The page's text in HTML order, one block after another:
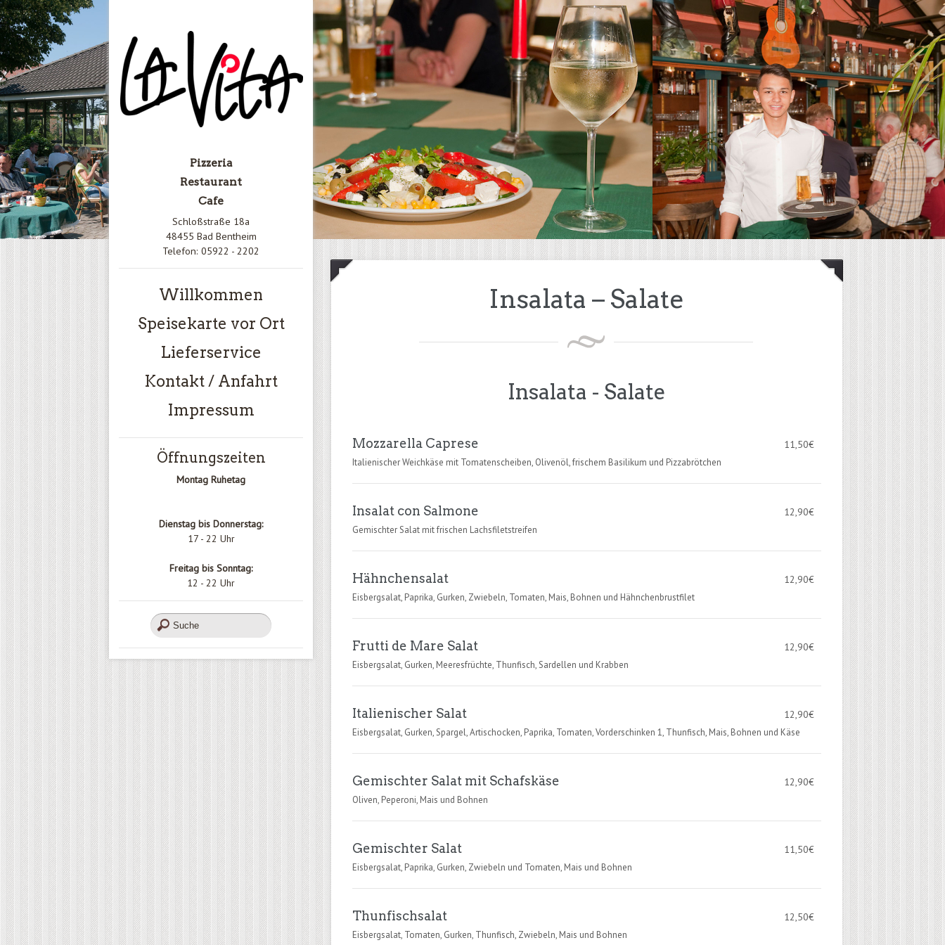
Pizzeria
Restaurant
Cafe
Schloßstraße 18a
48455 Bad Bentheim
Telefon: 05922 - 2202
Willkommen
Speisekarte vor Ort
Lieferservice
Kontakt / Anfahrt
Impressum
Öffnungszeiten
Montag Ruhetag
Dienstag bis Donnerstag:
17 - 22 Uhr
Freitag bis Sonntag:
12 - 22 Uhr
Insalata – Salate
Insalata - Salate
Mozzarella Caprese 11,50€
Italienischer Weichkäse mit Tomatenscheiben, Olivenöl, frischem Basilikum und Pizzabrötchen
Insalat con Salmone 12,90€
Gemischter Salat mit frischen Lachsfiletstreifen
Hähnchensalat 12,90€
Eisbergsalat, Paprika, Gurken, Zwiebeln, Tomaten, Mais, Bohnen und Hähnchenbrustfilet
Frutti de Mare Salat 12,90€
Eisbergsalat, Gurken, Meeresfrüchte, Thunfisch, Sardellen und Krabben
Italienischer Salat 12,90€
Eisbergsalat, Gurken, Spargel, Artischocken, Paprika, Tomaten, Vorderschinken 1, Thunfisch, Mais, Bohnen und Käse
Gemischter Salat mit Schafskäse 12,90€
Oliven, Peperoni, Mais und Bohnen
Gemischter Salat 11,50€
Eisbergsalat, Paprika, Gurken, Zwiebeln und Tomaten, Mais und Bohnen
Thunfischsalat 12,50€
Eisbergsalat, Tomaten, Gurken, Thunfisch, Zwiebeln, Mais und Bohnen